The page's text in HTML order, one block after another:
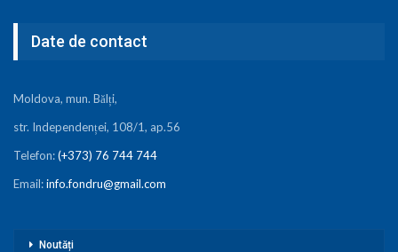
Date de contact
Moldova, mun. Bălți,
str. Independenței, 108/1, ap.56
Telefon:(+373) 76 744 744
Email:info.fondru@gmail.com
Noutăți